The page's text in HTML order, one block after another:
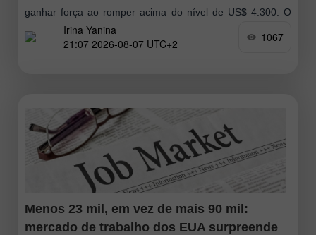
ganhar força ao romper acima do nível de US$ 4.300. O
metal registra seu melhor
Irina Yanina
21:07 2026-08-07 UTC+2
1067
Menos 23 mil, em vez de mais 90 mil:
mercado de trabalho dos EUA surpreende